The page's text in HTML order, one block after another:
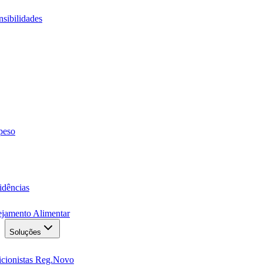
Alimentar
Soluções
Reg.Novo